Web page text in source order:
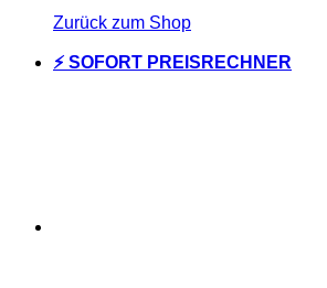
Zurück zum Shop
⚡ SOFORT PREISRECHNER